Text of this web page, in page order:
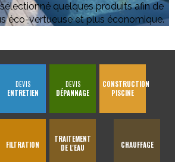
quelques produits afin de
éco-vertueuse et plus économique.
DEVIS
ENTRETIEN
DEVIS
DÉPANNAGE
CONSTRUCTION
PISCINE
FILTRATION
TRAITEMENT
DE L'EAU
CHAUFFAGE